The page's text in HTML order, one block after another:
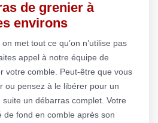
de grenier à
environs
met tout ce qu’on n’utilise pas
appel à notre équipe de
votre comble. Peut-être que vous
ou pensez à le libérer pour un
un débarras complet. Votre
fond en comble après son